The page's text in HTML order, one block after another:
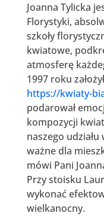
Joanna Tylicka
Florystyki,
szkoły
kwiatowe,
atmosferę
1997 roku
https://kwiaty-
podarował
kompozycji
naszego
ważne dla
mówi Pani
Przy stoisku
wykonać
wielkanocny.